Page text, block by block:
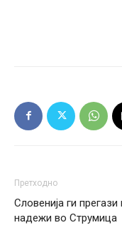
Претходно
Словенија ги прегази
надежи во Струмица